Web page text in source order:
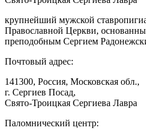
крупнейший мужской
Православной Церкви,
преподобным Сергием
Почтовый адрес:
141300, Россия, Московская обл.,
г. Сергиев Посад,
Свято-Троицкая Сергиева Лавра
Паломнический центр: